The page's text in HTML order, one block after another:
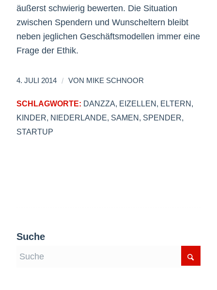
äußerst schwierig bewerten. Die Situation
zwischen Spendern und Wunscheltern bleibt
neben jeglichen Geschäftsmodellen immer eine
Frage der Ethik.
4. JULI 2014 / VON MIKE SCHNOOR
SCHLAGWORTE: DANZZA, EIZELLEN , ELTERN ,
KINDER, NIEDERLANDE, SAMEN , SPENDER,
STARTUP
Suche